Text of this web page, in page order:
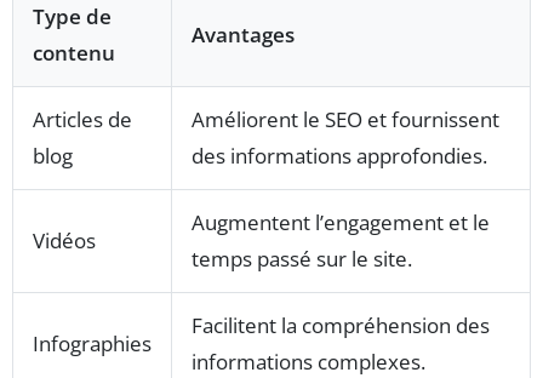
Type de
contenu
Avantages
Articles de
blog
Améliorent le SEO et fournissent
des informations approfondies.
Vidéos
Augmentent l’engagement et le
temps passé sur le site.
Infographies
Facilitent la compréhension des
informations complexes.